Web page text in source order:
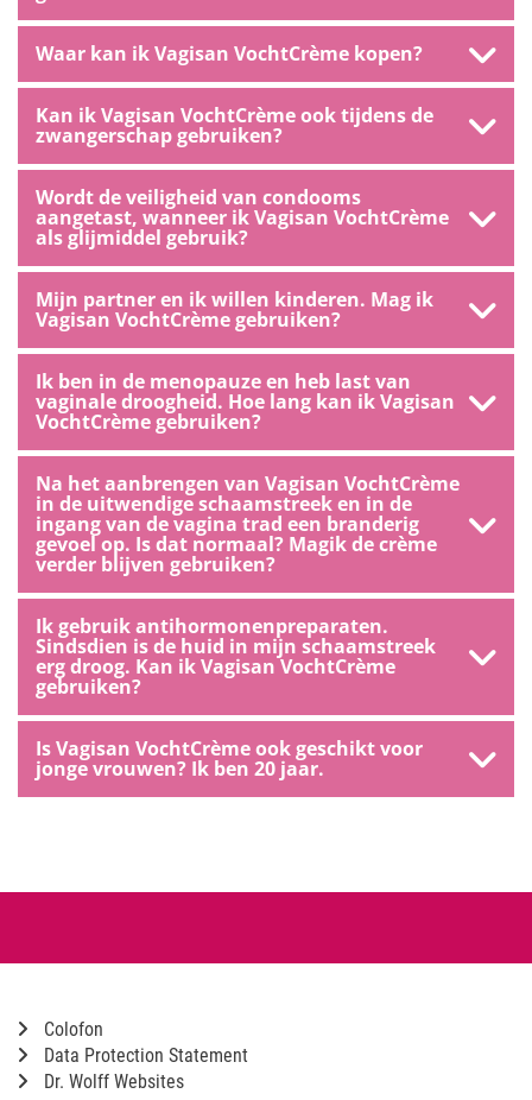
Waar kan ik Vagisan VochtCrème kopen?
Kan ik Vagisan VochtCrème ook tijdens de
zwangerschap gebruiken?
Wordt de veiligheid van condooms
aangetast, wanneer ik Vagisan VochtCrème
als glijmiddel gebruik?
Mijn partner en ik willen kinderen. Mag ik
Vagisan VochtCrème gebruiken?
Ik ben in de menopauze en heb last van
vaginale droogheid. Hoe lang kan ik Vagisan
VochtCrème gebruiken?
Na het aanbrengen van Vagisan VochtCrème
in de uitwendige schaamstreek en in de
ingang van de vagina trad een branderig
gevoel op. Is dat normaal? Magik de crème
verder blijven gebruiken?
Ik gebruik antihormonenpreparaten.
Sindsdien is de huid in mijn schaamstreek
erg droog. Kan ik Vagisan VochtCrème
gebruiken?
Is Vagisan VochtCrème ook geschikt voor
jonge vrouwen? Ik ben 20 jaar.
Colofon
Data Protection Statement
Dr. Wolff Websites